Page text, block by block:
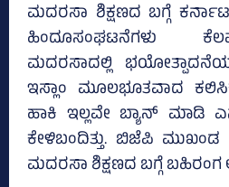
ಮದರಸಾ ಶಿಕ್ಷಣದ ಬಗ್ಗೆ
ಹಿಂದೂಸಂಘಟನೆಗಳು
ಮದರಸಾದಲ್ಲಿ ಭಯೋತ್ಪಾದನೆಯ
ಇಸ್ಲಾಂ ಮೂಲಭೂತವಾದ
ಹಾಕಿ ಇಲ್ಲವೇ ಬ್ಯಾನ್ ಮಾಡಿ
ಕೇಳಿಬಂದಿತ್ತು. ಬಿಜೆಪಿ
ಮದರಸಾ ಶಿಕ್ಷಣದ ಬಗ್ಗೆ ಬಹಿರಂಗ